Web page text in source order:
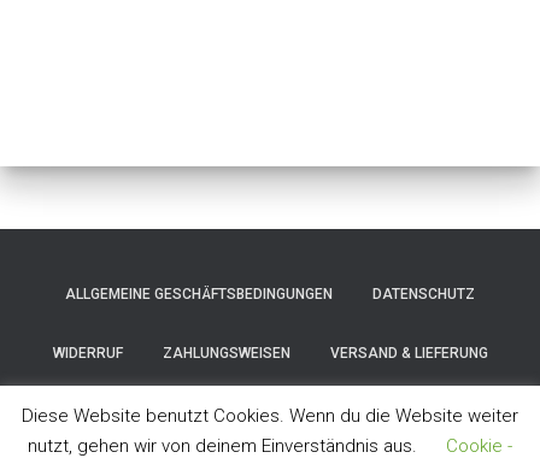
ALLGEMEINE GESCHÄFTSBEDINGUNGEN DATENSCHUTZ
WIDERRUF ZAHLUNGSWEISEN VERSAND & LIEFERUNG
IMPRESSUM
Diese Website benutzt Cookies. Wenn du die Website weiter
nutzt, gehen wir von deinem Einverständnis aus.
Cookie -